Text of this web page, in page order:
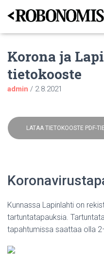
Korona ja
tietokooste
admin / 2.8.2021
LATAA TIETOKOOSTE PDF-
Kunnassa Lapinlahti on
tartuntatapauksia.
tapahtumissa saattaa olla